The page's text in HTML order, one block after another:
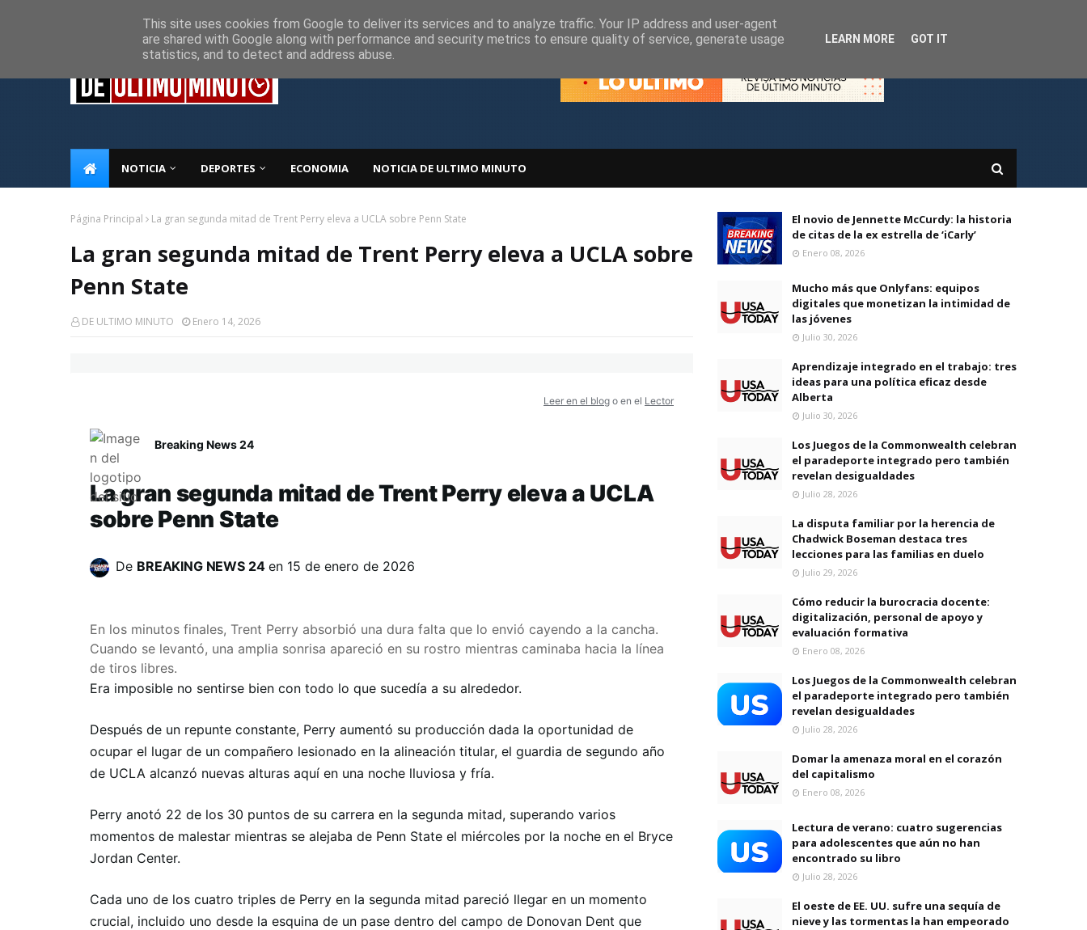
NOTICIA DEPORTES ECONOMIA NOTICIA DE ULTIMO MINUTO
Página Principal La gran segunda mitad de Trent Perry eleva a UCLA sobre Penn State
La gran segunda mitad de Trent Perry eleva a UCLA sobre
Penn State
DE ULTIMO MINUTO Enero 14, 2026
Leer en el blog o en el Lector
Breaking News 24
La gran segunda mitad de Trent Perry eleva a UCLA
sobre Penn State
De BREAKING NEWS 24en 15 de enero de 2026
En los minutos finales, Trent Perry absorbió una dura falta que lo envió cayendo a la cancha.
Cuando se levantó, una amplia sonrisa apareció en su rostro mientras caminaba hacia la línea
de tiros libres.
Era imposible no sentirse bien con todo lo que sucedía a su alrededor.
Después de un repunte constante, Perry aumentó su producción dada la oportunidad de
ocupar el lugar de un compañero lesionado en la alineación titular, el guardia de segundo año
de UCLA alcanzó nuevas alturas aquí en una noche lluviosa y fría.
Perry anotó 22 de los 30 puntos de su carrera en la segunda mitad, superando varios
momentos de malestar mientras se alejaba de Penn State el miércoles por la noche en el Bryce
Jordan Center.
Cada uno de los cuatro triples de Perry en la segunda mitad pareció llegar en un momento
crucial, incluido uno desde la esquina de un pase dentro del campo de Donovan Dent que
El novio de Jennette McCurdy: la historia
de citas de la ex estrella de ‘iCarly’
Enero 08, 2026
Mucho más que Onlyfans: equipos
digitales que monetizan la intimidad de
las jóvenes
Julio 30, 2026
Aprendizaje integrado en el trabajo: tres
ideas para una política eficaz desde
Alberta
Julio 30, 2026
Los Juegos de la Commonwealth celebran
el paradeporte integrado pero también
revelan desigualdades
Julio 28, 2026
La disputa familiar por la herencia de
Chadwick Boseman destaca tres
lecciones para las familias en duelo
Julio 29, 2026
Cómo reducir la burocracia docente:
digitalización, personal de apoyo y
evaluación formativa
Enero 08, 2026
Los Juegos de la Commonwealth celebran
el paradeporte integrado pero también
revelan desigualdades
Julio 28, 2026
Domar la amenaza moral en el corazón
del capitalismo
Enero 08, 2026
Lectura de verano: cuatro sugerencias
para adolescentes que aún no han
encontrado su libro
Julio 28, 2026
El oeste de EE. UU. sufre una sequía de
nieve y las tormentas la han empeorado
This site uses cookies from Google to deliver its services and to analyze traffic. Your IP address and user-agent
are shared with Google along with performance and security metrics to ensure quality of service, generate usage
statistics, and to detect and address abuse.
LEARN MORE GOT IT